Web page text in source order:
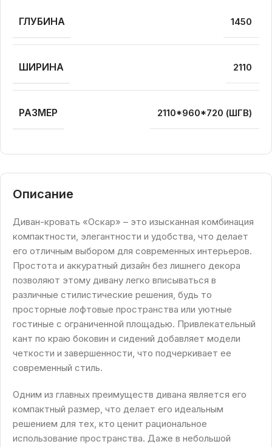
Описание
Диван-кровать «Оскар» – это изысканная комбинация
компактности, элегантности и удобства, что делает
его отличным выбором для современных интерьеров.
Простота и аккуратный дизайн без лишнего декора
позволяют этому дивану легко вписываться в
различные стилистические решения, будь то
просторные лофтовые пространства или уютные
гостиные с ограниченной площадью. Привлекательный
кант по краю боковин и сидений добавляет модели
четкости и завершенности, что подчеркивает ее
современный стиль.
Одним из главных преимуществ дивана является его
компактный размер, что делает его идеальным
решением для тех, кто ценит рациональное
использование пространства. Даже в небольшой
ГЛУБИНА 1450
ШИРИНА 2110
РАЗМЕР 2110*960*720 (ШГВ)